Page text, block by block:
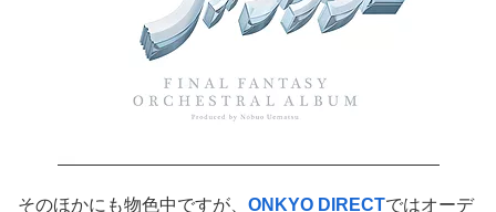
そのほかにも物色中ですが、 ONKYO DIRECTではオーデ